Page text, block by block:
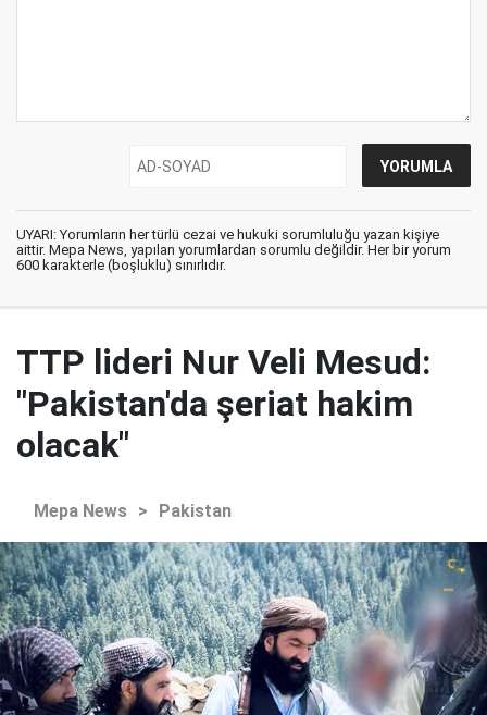
UYARI: Yorumların her türlü cezai ve hukuki sorumluluğu yazan kişiye
aittir. Mepa News, yapılan yorumlardan sorumlu değildir. Her bir yorum
600 karakterle (boşluklu) sınırlıdır.
TTP lideri Nur Veli Mesud:
"Pakistan'da şeriat hakim
olacak"
Mepa News > Pakistan